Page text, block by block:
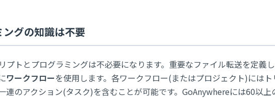
グの知識は不要
プトとプログラミングは不必要になります。重要なファイル転送を定義
ワークフローを使用します。各ワークフロー(またはプロジェクト)には
連のアクション(タスク)を含むことが可能です。GoAnywhereには60以上